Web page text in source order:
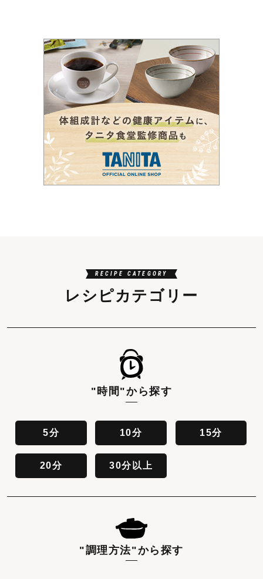
RECIPE CATEGORY
レシピカテゴリー
"時間"から探す
5分 10分 15分
20分 30分以上
"調理方法"から探す